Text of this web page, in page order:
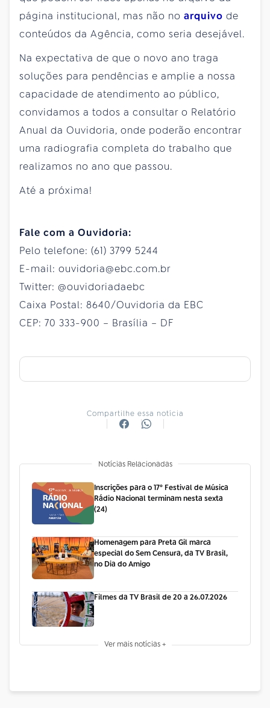
página institucional, mas não no arquivo de
conteúdos da Agência, como seria desejável.
Na expectativa de que o novo ano traga
soluções para pendências e amplie a nossa
capacidade de atendimento ao público,
convidamos a todos a consultar o Relatório
Anual da Ouvidoria, onde poderão encontrar
uma radiografia completa do trabalho que
realizamos no ano que passou.
Até a próxima!
Fale com a Ouvidoria:
Pelo telefone: (61) 3799 5244
E-mail: ouvidoria@ebc.com.br
Twitter: @ouvidoriadaebc
Caixa Postal: 8640/Ouvidoria da EBC
CEP: 70 333-900 – Brasília – DF
Compartilhe essa notícia
Notícias Relacionadas
Inscrições para o 17º Festival de Música
Rádio Nacional terminam nesta sexta
(24)
Homenagem para Preta Gil marca
especial do Sem Censura, da TV Brasil,
no Dia do Amigo
Filmes da TV Brasil de 20 a 26.07.2026
Ver mais notícias +